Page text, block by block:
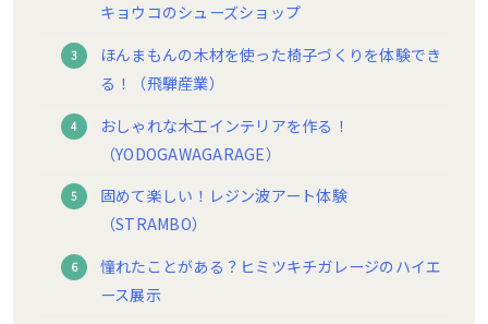
キョウコのシューズショップ
ほんまもんの木材を使った椅子づくりを体験でき
る！（飛騨産業）
おしゃれな木工インテリアを作る！
（YODOGAWAGARAGE）
固めて楽しい！レジン波アート体験
（STRAMBO）
憧れたことがある？ヒミツキチガレージのハイエ
ース展示